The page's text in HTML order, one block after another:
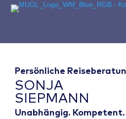
Persönliche
SONJA
SIEPMANN
Unabhängig.